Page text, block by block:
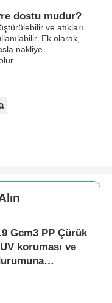
dostu mudur?
ve atıkları
Ek olarak,
nakliye
Gcm3 PP Çürük
koruması ve